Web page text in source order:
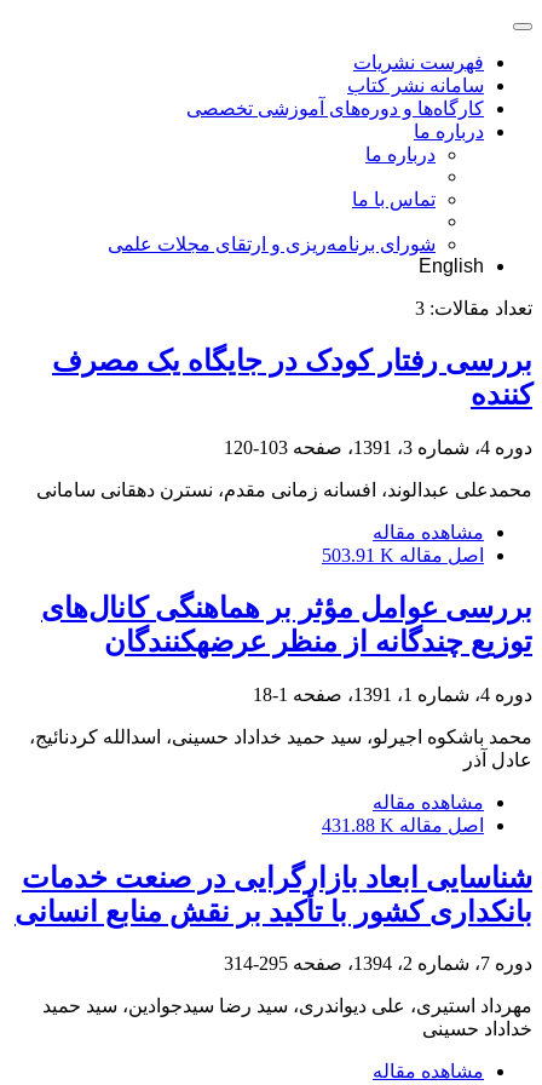
فهرست نشریات
سامانه نشر کتاب
کارگاه‌ها و دوره‌های آموزشی تخصصی
درباره ما
درباره ما
تماس با ما
شورای برنامه‌ریزی و ارتقای مجلات علمی
English
تعداد مقالات: 3
بررسی رفتار کودک در جایگاه یک مصرف
کننده
دوره 4، شماره 3، 1391، صفحه 103-120
محمدعلی عبدالوند، افسانه زمانی‎ مقدم، نسترن دهقانی سامانی
مشاهده مقاله
اصل مقاله 503.91 K
بررسی عوامل مؤثر بر هماهنگی کانال‌های
توزیع چندگانه از منظر عرضه‎کنندگان
دوره 4، شماره 1، 1391، صفحه 1-18
محمد باشکوه اجیرلو، سید حمید خداداد حسینی، اسدالله کردنائیج،
عادل آذر
مشاهده مقاله
اصل مقاله 431.88 K
شناسایی ابعاد بازارگرایی در صنعت خدمات
بانکداری کشور با تأکید بر نقش منابع انسانی
دوره 7، شماره 2، 1394، صفحه 295-314
مهرداد استیری، علی دیواندری، سید رضا سیدجوادین، سید حمید
خداداد حسینی
مشاهده مقاله